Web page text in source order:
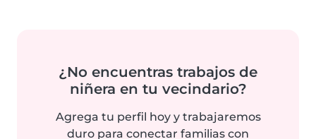
¿No encuentras trabajos de
niñera en tu vecindario?
Agrega tu perfil hoy y trabajaremos
duro para conectar familias con